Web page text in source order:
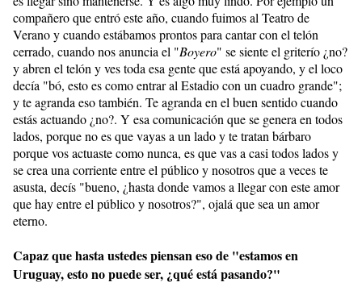
compañero que entró este año, cuando fuimos al Teatro de
Verano y cuando estábamos prontos para cantar con el telón
cerrado, cuando nos anuncia el "Boyero" se siente el griterío ¿no?
y abren el telón y ves toda esa gente que está apoyando, y el loco
decía "bó, esto es como entrar al Estadio con un cuadro grande";
y te agranda eso también. Te agranda en el buen sentido cuando
estás actuando ¿no?. Y esa comunicación que se genera en todos
lados, porque no es que vayas a un lado y te tratan bárbaro
porque vos actuaste como nunca, es que vas a casi todos lados y
se crea una corriente entre el público y nosotros que a veces te
asusta, decís "bueno, ¿hasta donde vamos a llegar con este amor
que hay entre el público y nosotros?", ojalá que sea un amor
eterno.
Capaz que hasta ustedes piensan eso de "estamos en
Uruguay, esto no puede ser, ¿qué está pasando?"